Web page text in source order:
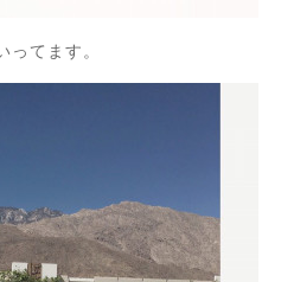
てます。